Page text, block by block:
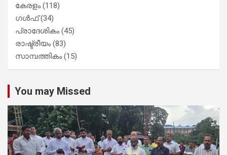
കേരളം(118)
ഗൾഫ്(34)
പ്രാദേശികം(45)
രാഷ്ട്രീയം(83)
സാമ്പത്തികം(15)
You may Missed